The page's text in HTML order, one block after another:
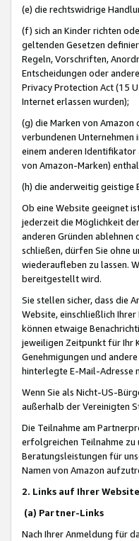
(e) die rechtswidrige
(f) sich an Kinder richten
geltenden Gesetzen
Regeln, Vorschriften,
Entscheidungen oder
Privacy Protection Act (15
Internet erlassen wurden);
(g) die Marken von
verbundenen Unternehmen
einem anderen Identifikator
von Amazon-Marken)
(h) die anderweitig geistige
Ob eine Website geeignet
jederzeit die Möglichkeit
anderen Gründen ablehnen
schließen, dürfen Sie ohne
wiederaufleben zu lassen.
bereitgestellt wird.
Sie stellen sicher, dass die
Website, einschließlich
können etwaige
jeweiligen Zeitpunkt für Ihr
Genehmigungen und
hinterlegte E-Mail-Adresse
Wenn Sie als Nicht-US-
außerhalb der Vereinigten
Die Teilnahme am
erfolgreichen Teilnahme
Beratungsleistungen für
Namen von Amazon
2. Links auf Ihrer Website
(a) Partner-Links
Nach Ihrer Anmeldung für